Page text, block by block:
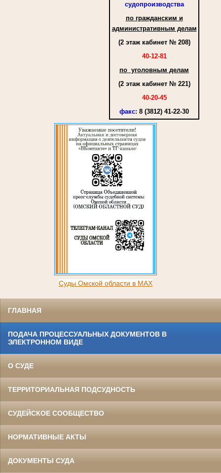
судопроизводства
по гражданским и
административным делам
(2 этаж кабинет № 208)
40-12-81
по уголовным делам
(2 этаж кабинет № 221)
40-20-45
факс: 8 (3812) 41-22-30
Суды Омской области в MAX
ГЛАВНАЯ
ПОДАЧА ПРОЦЕССУАЛЬНЫХ ДОКУМЕНТОВ В
ЭЛЕКТРОННОМ ВИДЕ
О СУДЕ
ТЕРРИТОРИАЛЬНАЯ ПОДСУДНОСТЬ
СУДЕЙСКОЕ СООБЩЕСТВО
НОРМАТИВНЫЕ АКТЫ
ДОКУМЕНТЫ СУДА